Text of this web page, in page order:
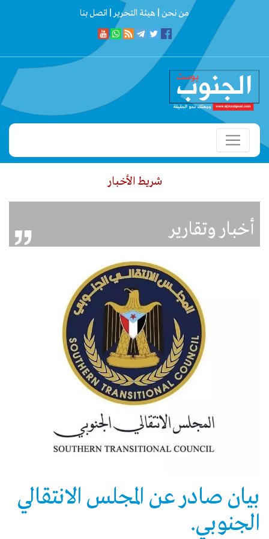
من نحن | هيئة التحرير | اتصل بنا
شريط الأخبار
أخبار وتقارير
بيان صادر عن المجلس الانتقالي
الجنوبي.